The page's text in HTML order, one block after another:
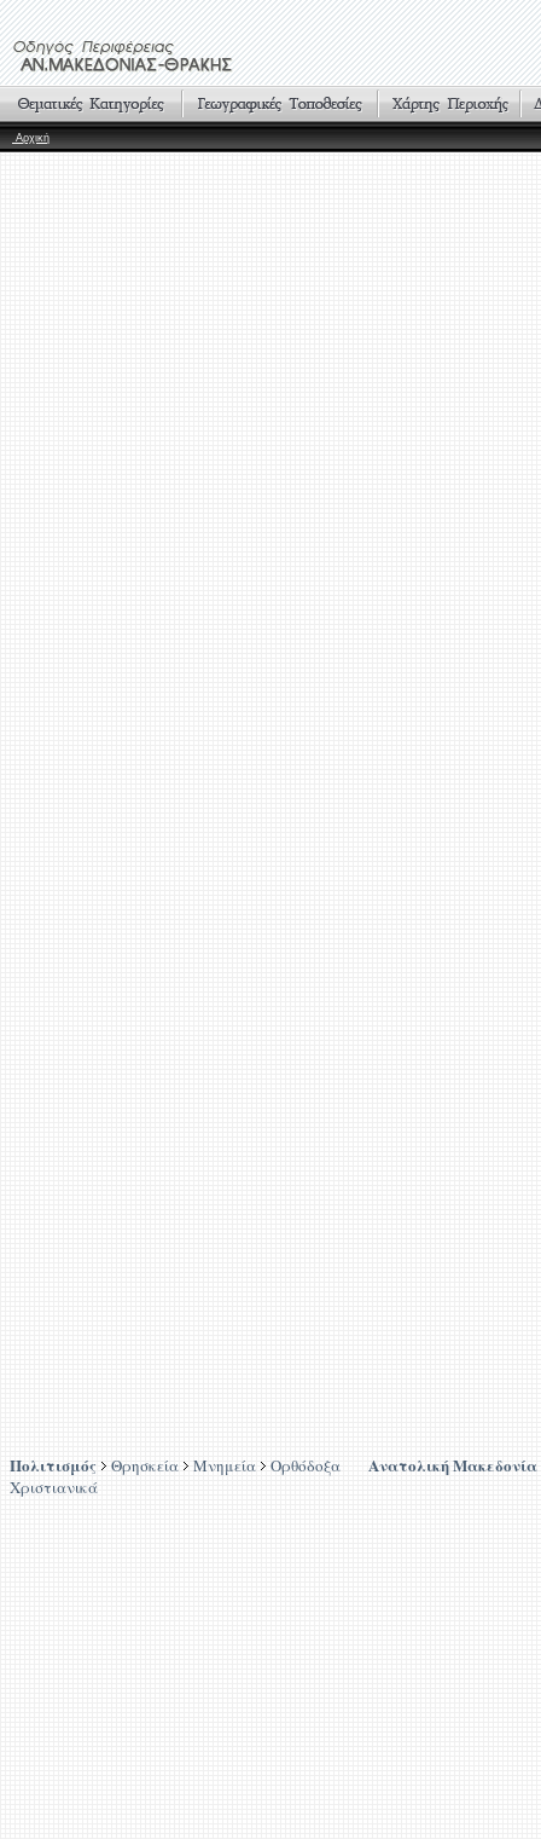
Αρχική
Πολιτισμός Θρησκεία Μνημεία
Ορθόδοξα
Χριστιανικά
Ανατολική